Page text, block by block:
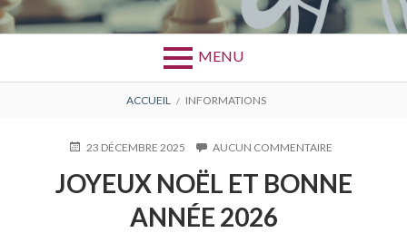
MENU
D'ARIANE
ACCUEIL INFORMATIONS
PUBLIÉ23 DÉCEMBRE 2025 AUCUN COMMENTAIRE
NOËL
ET
JOYEUX NOËL ET BONNE
ANNÉE 2026